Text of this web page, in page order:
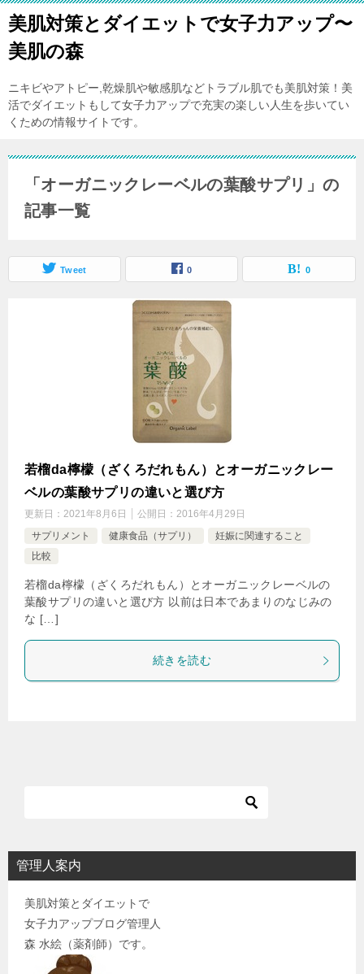
美肌対策とダイエットで女子力アップ〜
美肌の森
ニキビやアトピー,乾燥肌や敏感肌などトラブル肌でも美肌対策！美
活でダイエットもして女子力アップで充実の楽しい人生を歩いてい
くための情報サイトです。
「オーガニックレーベルの葉酸サプリ」の
記事一覧
Tweet 0 0
若榴da檸檬（ざくろだれもん）とオーガニックレー
ベルの葉酸サプリの違いと選び方
更新日： 2021年8月6日 公開日： 2016年4月29日
サプリメント
健康食品（サプリ）
妊娠に関連すること
比較
若榴da檸檬（ざくろだれもん）とオーガニックレーベルの
葉酸サプリの違いと選び方 以前は日本であまりのなじみの
な […]
続きを読む
管理人案内
美肌対策とダイエットで
女子力アップブログ管理人
森 水絵（薬剤師）です。